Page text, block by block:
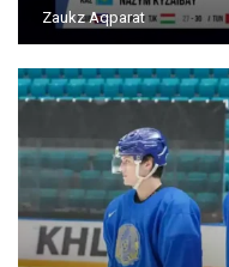
Zaukz Aqparat